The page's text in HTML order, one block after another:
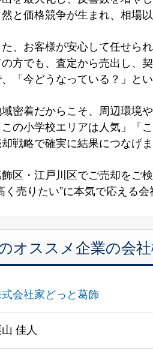
と価格競争が生まれ、相場
た、お客様が安心して任せら
方でも、査定から売出し、
「今どうなっている？」と
密着だからこそ、周辺環境
この小学校エリアは人気」「
戦略で確実に結果につなげま
区・江戸川区でご売却をご
く売りたい”に本気で応える
オススメ企業の会
会社家どっと葛飾
佳人